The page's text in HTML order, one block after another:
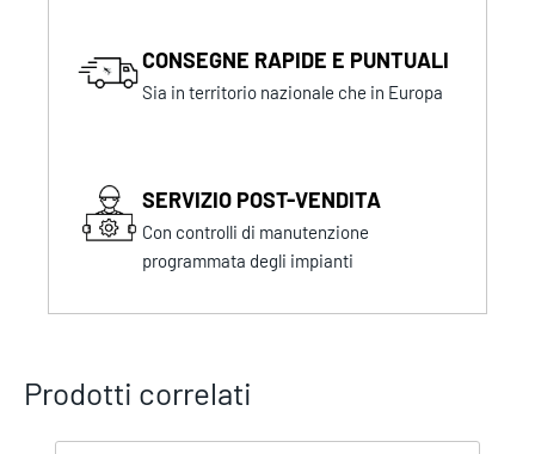
CONSEGNE RAPIDE E PUNTUALI
Sia in territorio nazionale che in Europa
SERVIZIO POST-VENDITA
Con controlli di manutenzione
programmata degli impianti
Prodotti correlati